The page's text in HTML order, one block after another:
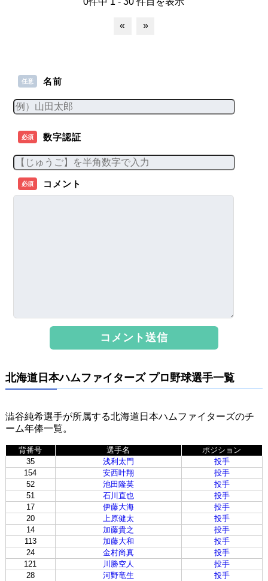
« »
任意 名前
必須 数字認証
必須 コメント
北海道日本ハムファイターズ プロ野球選手一覧
澁谷純希選手が所属する北海道日本ハムファイターズのチ
ーム年俸一覧。
背番号 選手名
ポジション
35
浅利太門
投手
154
安西叶翔
投手
52
池田隆英
投手
51
石川直也
投手
17
伊藤大海
投手
20
上原健太
投手
14
加藤貴之
投手
113
加藤大和
投手
24
金村尚真
投手
121
川勝空人
投手
28
河野竜生
投手